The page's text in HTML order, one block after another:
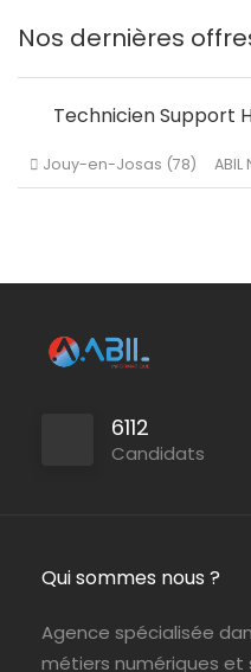
Nos dernières
Technicien Support
6112
Candidats
Qui sommes nous ?
Agence spécialisée
métiers numériques et